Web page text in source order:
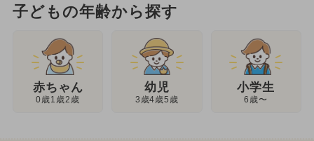
子どもの年齢から探す
赤ちゃん
0歳1歳2歳
幼児
3歳4歳5歳
小学生
6歳〜